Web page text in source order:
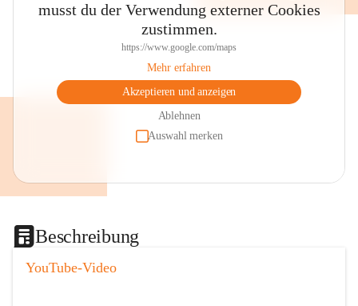
musst du der Verwendung externer Cookies
zustimmen.
https://www.google.com/maps
Mehr erfahren
Akzeptieren und anzeigen
Ablehnen
Auswahl merken
Beschreibung
YouTube-Video